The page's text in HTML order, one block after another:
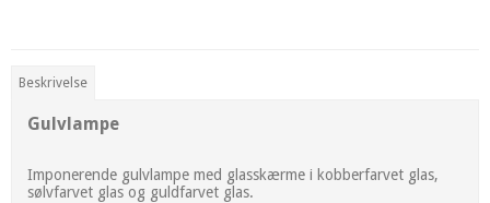
Beskrivelse
Gulvlampe
Imponerende gulvlampe med glasskærme i kobberfarvet glas,
sølvfarvet glas og guldfarvet glas.